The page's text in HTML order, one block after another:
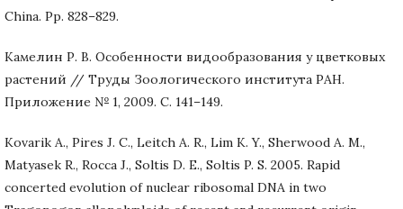
China. Pp. 828–829.
Камелин Р. В. Особенности видообразования у цветковых
растений // Труды Зоологического института РАН.
Приложение № 1, 2009. С. 141–149.
Kovarik A., Pires J. C., Leitch A. R., Lim K. Y., Sherwood A. M.,
Matyasek R., Rocca J., Soltis D. E., Soltis P. S. 2005. Rapid
concerted evolution of nuclear ribosomal DNA in two